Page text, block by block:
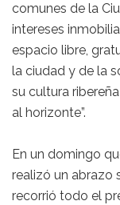
comunes de la
intereses
espacio libre,
la ciudad y de la
su cultura
al horizonte”.
En un domingo
realizó un abrazo
recorrió todo el